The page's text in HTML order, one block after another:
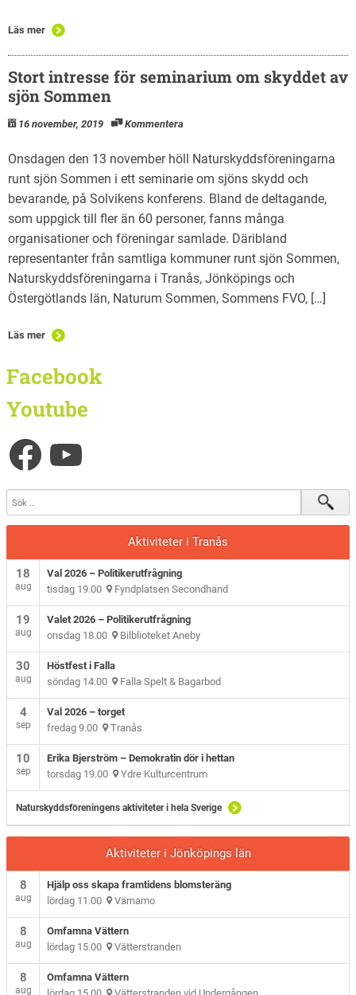
Läs mer
Stort intresse för seminarium om skyddet av
sjön Sommen
16 november, 2019 Kommentera
Onsdagen den 13 november höll Naturskyddsföreningarna
runt sjön Sommen i ett seminarie om sjöns skydd och
bevarande, på Solvikens konferens. Bland de deltagande,
som uppgick till fler än 60 personer, fanns många
organisationer och föreningar samlade. Däribland
representanter från samtliga kommuner runt sjön Sommen,
Naturskyddsföreningarna i Tranås, Jönköpings och
Östergötlands län, Naturum Sommen, Sommens FVO, […]
Läs mer
Facebook
Youtube
Aktiviteter i Tranås
18
aug
Val 2026 – Politikerutfrågning
tisdag 19.00 Fyndplatsen Secondhand
19
aug
Valet 2026 – Politikerutfrågning
onsdag 18.00 Bilblioteket Aneby
30
aug
Höstfest i Falla
söndag 14.00 Falla Spelt & Bagarbod
4
sep
Val 2026 – torget
fredag 9.00 Tranås
10
sep
Erika Bjerström – Demokratin dör i hettan
torsdag 19.00 Ydre Kulturcentrum
Naturskyddsföreningens aktiviteter i hela Sverige
Aktiviteter i Jönköpings län
8
aug
Hjälp oss skapa framtidens blomsteräng
lördag 11.00 Värnamo
8
aug
Omfamna Vättern
lördag 15.00 Vätterstranden
8
aug
Omfamna Vättern